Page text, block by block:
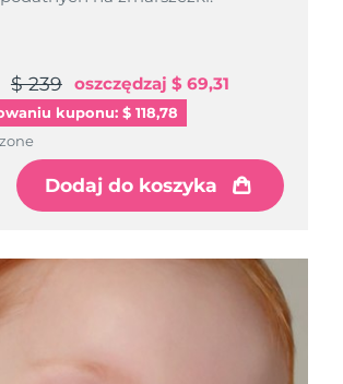
$ 239 oszczędzaj $ 69,31
kuponu: $ 118,78
Dodaj do koszyka
Oczekiwany czas dostawy
Oczekiwany czas dostawy
8/11/26
Oczekiwany czas dostawy
8/19/26